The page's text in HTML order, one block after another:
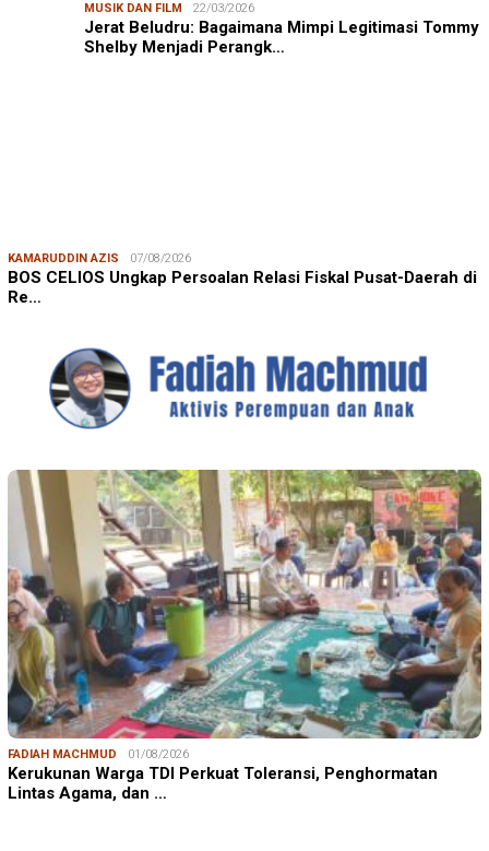
MUSIK DAN FILM 22/03/2026
Jerat Beludru: Bagaimana Mimpi Legitimasi Tommy
Shelby Menjadi Perangk…
KAMARUDDIN AZIS 07/08/2026
BOS CELIOS Ungkap Persoalan Relasi Fiskal Pusat-Daerah di
Re…
FADIAH MACHMUD 01/08/2026
Kerukunan Warga TDI Perkuat Toleransi, Penghormatan
Lintas Agama, dan …